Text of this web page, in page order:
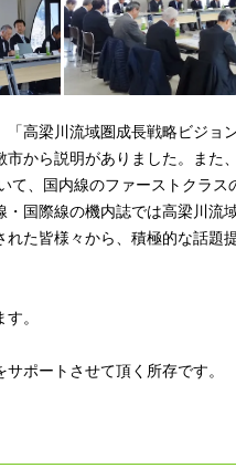
「高梁川流域圏成長戦略ビジョ
市から説明がありました。また
て、国内線のファーストクラ
国際線の機内誌では高梁川流
た皆様々から、積極的な話題
。
ポートさせて頂く所存です。